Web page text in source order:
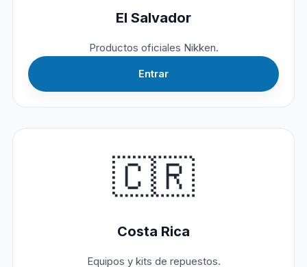
El Salvador
Productos oficiales Nikken.
Entrar
🇨🇷
Costa Rica
Equipos y kits de repuestos.